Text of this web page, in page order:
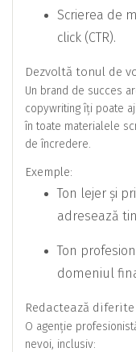
Scrierea de
click (CTR).
Dezvoltă tonul de
Un brand de succes
copywriting îți poate
în toate materialele
de încredere.
Exemple:
Ton lejer și
adresează
Ton
domeniul
Redactează
O agenție
nevoi, inclusiv: